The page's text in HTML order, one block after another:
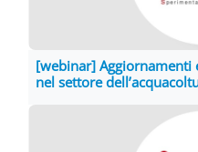
[webinar]
nel settore